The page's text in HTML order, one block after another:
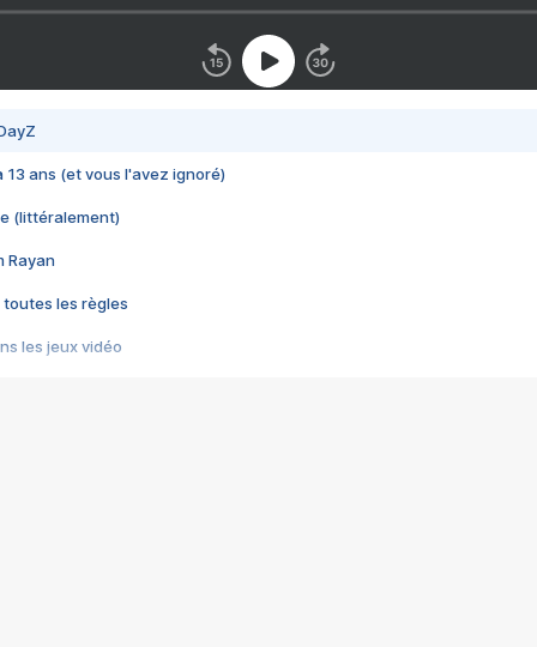
13 ans (et vous l'avez ignoré)
(littéralement)
Rayan
toutes les règles
les jeux vidéo